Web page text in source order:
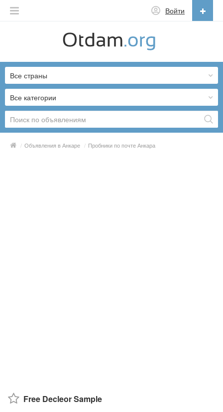
Войти
English
Русский
Українська
Все категории
Все страны
/ Объявления в Анкаре / Пробники по почте Анкара
Free Decleor Sample